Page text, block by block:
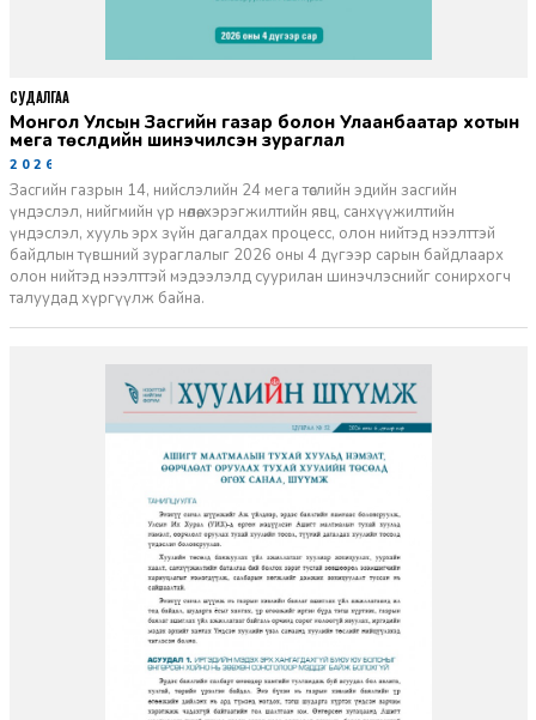
Монгол Улсын Засгийн газар болон Улаанбаатар хотын
мега төслүүдийн шинэчилсэн зураглал
2026-06-29
Засгийн газрын 14, нийслэлийн 24 мега төслийн эдийн засгийн
үндэслэл, нийгмийн үр нөлөө, хэрэгжилтийн явц, санхүүжилтийн
үндэслэл, хууль эрх зүйн дагалдах процесс, олон нийтэд нээлттэй
байдлын түвшний зураглалыг 2026 оны 4 дүгээр сарын байдлаарх
олон нийтэд нээлттэй мэдээлэлд суурилан шинэчлэснийг сонирхогч
талуудад хүргүүлж байна.
СУДАЛГАА